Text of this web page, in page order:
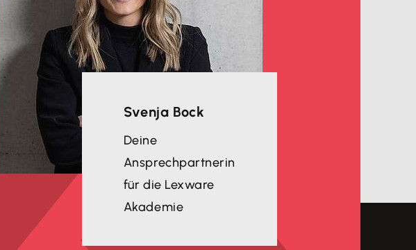
Svenja Bock
Deine
Ansprechpartnerin
für die Lexware
Akademie